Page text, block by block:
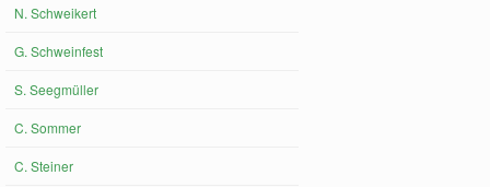
N. Schweikert
G. Schweinfest
S. Seegmüller
C. Sommer
C. Steiner